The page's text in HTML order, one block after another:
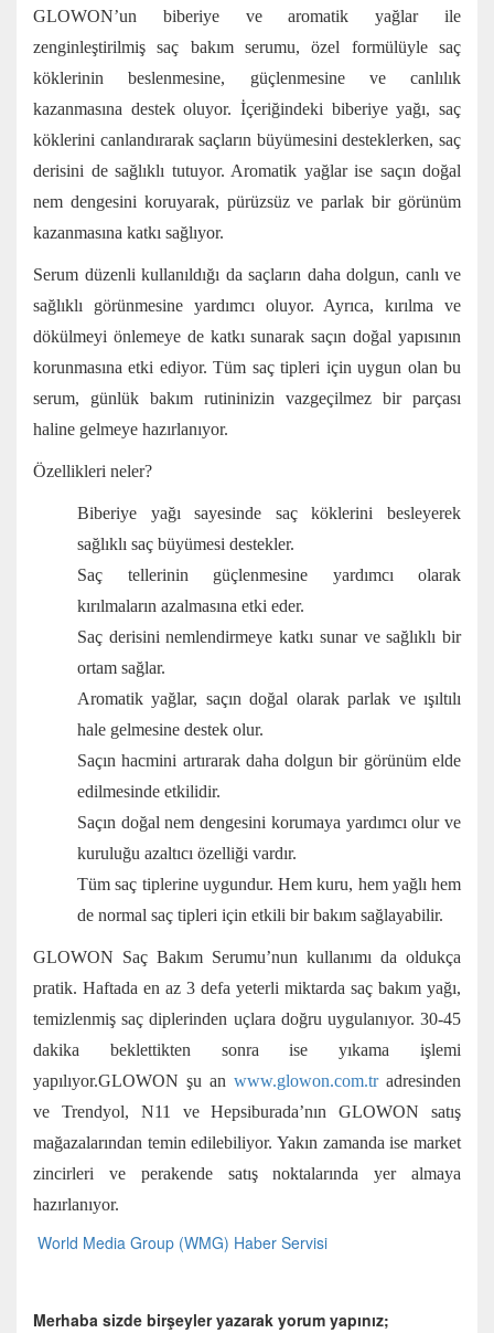
GLOWON’un biberiye ve aromatik yağlar ile
zenginleştirilmiş saç bakım serumu, özel formülüyle saç
köklerinin beslenmesine, güçlenmesine ve canlılık
kazanmasına destek oluyor. İçeriğindeki biberiye yağı, saç
köklerini canlandırarak saçların büyümesini desteklerken, saç
derisini de sağlıklı tutuyor. Aromatik yağlar ise saçın doğal
nem dengesini koruyarak, pürüzsüz ve parlak bir görünüm
kazanmasına katkı sağlıyor.
Serum düzenli kullanıldığı da saçların daha dolgun, canlı ve
sağlıklı görünmesine yardımcı oluyor. Ayrıca, kırılma ve
dökülmeyi önlemeye de katkı sunarak saçın doğal yapısının
korunmasına etki ediyor. Tüm saç tipleri için uygun olan bu
serum, günlük bakım rutininizin vazgeçilmez bir parçası
haline gelmeye hazırlanıyor.
Özellikleri neler?
Biberiye yağı sayesinde saç köklerini besleyerek
sağlıklı saç büyümesi destekler.
Saç tellerinin güçlenmesine yardımcı olarak
kırılmaların azalmasına etki eder.
Saç derisini nemlendirmeye katkı sunar ve sağlıklı bir
ortam sağlar.
Aromatik yağlar, saçın doğal olarak parlak ve ışıltılı
hale gelmesine destek olur.
Saçın hacmini artırarak daha dolgun bir görünüm elde
edilmesinde etkilidir.
Saçın doğal nem dengesini korumaya yardımcı olur ve
kuruluğu azaltıcı özelliği vardır.
Tüm saç tiplerine uygundur. Hem kuru, hem yağlı hem
de normal saç tipleri için etkili bir bakım sağlayabilir.
GLOWON Saç Bakım Serumu’nun kullanımı da oldukça
pratik. Haftada en az 3 defa yeterli miktarda saç bakım yağı,
temizlenmiş saç diplerinden uçlara doğru uygulanıyor. 30-45
dakika beklettikten sonra ise yıkama işlemi
yapılıyor.GLOWON şu an www.glowon.com.tradresinden
ve Trendyol, N11 ve Hepsiburada’nın GLOWON satış
mağazalarından temin edilebiliyor. Yakın zamanda ise market
zincirleri ve perakende satış noktalarında yer almaya
hazırlanıyor.
World Media Group (WMG) Haber Servisi
Merhaba sizde birşeyler yazarak yorum yapınız;